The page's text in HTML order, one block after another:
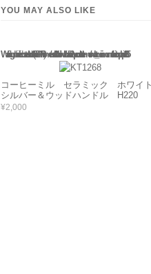
YOU MAY ALSO LIKE
Warning: Use of undefined constant rand - assumed 'rand' (this will throw an Error in a future version of PHP) in/home/users/2/barbie/web/barbie2/wp-content/themes/welcart_minimum/functions.php135
コーヒーミル セラミック ホワイ
シルバー＆ウッドハンドル H220
¥2,000